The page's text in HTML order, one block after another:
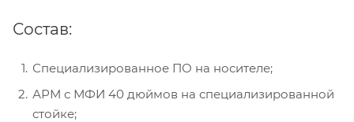
Состав:
Специализированное ПО на носителе;
АРМ с МФИ 40 дюймов на специализированной
стойке;